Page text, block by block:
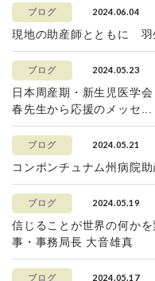
ブログ 2024.06.04
現地の助産師とともに 羽
ブログ 2024.05.23
日本周産期・新生児医学
春先生から応援のメッセ...
ブログ 2024.05.21
コンポンチュナム州病院
ブログ 2024.05.19
信じることが世界の何か
事・事務局長 大音雄真
ブログ 2024.05.17